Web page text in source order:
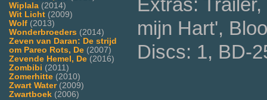
Wiplala (2014)
Wit Licht (2009)
Wolf (2013)
Wonderbroeders (2014)
Zeven van Daran: De strijd
om Pareo Rots, De (2007)
Zevende Hemel, De (2016)
Zombibi (2011)
Zomerhitte (2010)
Zwart Water(2009)
Zwartboek (2006)
mijn Hart',
Discs: 1, BD-